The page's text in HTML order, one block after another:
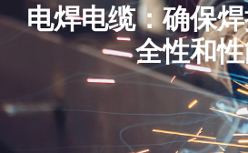
电焊电缆：确保
全性和